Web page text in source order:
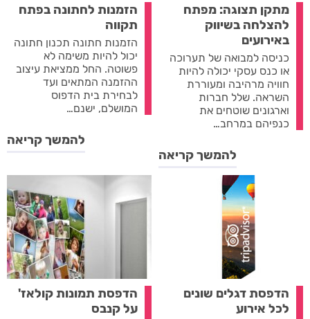
מתקן תצוגה: מפתח
להצלחה בשיווק
באירועים
כניסה למבואה של תערוכה
או כנס עסקי יכולה להיות
חוויה מרהיבה ומעוררת
השראה. שלל חברות
וארגונים שוטחים את
כנפיהם במרחב…
להמשך קריאה
הזמנות לחתונה בפתח
תקווה
הזמנות חתונה תכנון חתונה
יכול להיות משימה לא
פשוטה. החל ממציאת עיצוב
ההזמנה המתאים ועד
לבחירת בית הדפוס
המושלם, ישנם…
להמשך קריאה
הדפסת דגלים שונים
לכל אירוע
הדפסת תמונות קולאז'
על קנבס